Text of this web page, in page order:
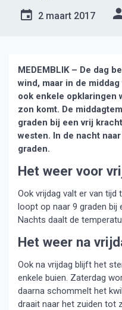
2 maart 2017
MEDEMBLIK – De dag
wind, maar in de
ook enkele opklaringen
zon komt. De
graden bij een vrij
westen. In de nacht
graden.
Het weer voor
Ook vrijdag valt er van
loopt op naar 9 graden bij
Nachts daalt de
Het weer na
Ook na vrijdag blijft het
enkele buien. Zaterdag
daarna schommelt het
draait naar het zuiden tot